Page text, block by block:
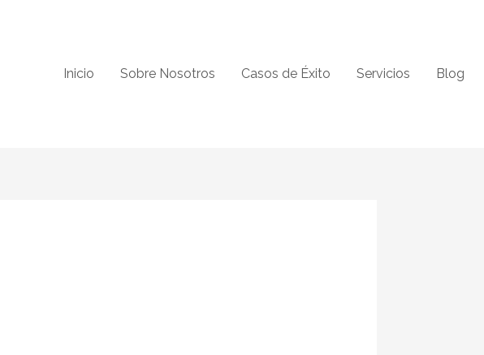
Inicio
Sobre Nosotros Casos de Éxito Servicios Blog